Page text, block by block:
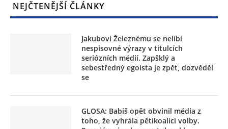
NEJČTENĚJŠÍ ČLÁNKY
Jakubovi Železnému se nelíbí
nespisovné výrazy v titulcích
seriózních médií. Zapšklý a
sebestředný egoista je zpět, dozvěděl
se
GLOSA: Babiš opět obvinil média z
toho, že vyhrála pětikoalici volby.